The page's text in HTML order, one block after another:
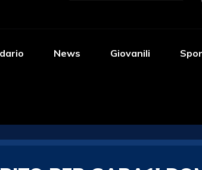
News Giovanili